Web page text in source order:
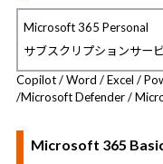
Microsoft 365 Personal
サブスクリプションサー
Copilot / Word / Excel /
/Microsoft Defender /
Microsoft 365